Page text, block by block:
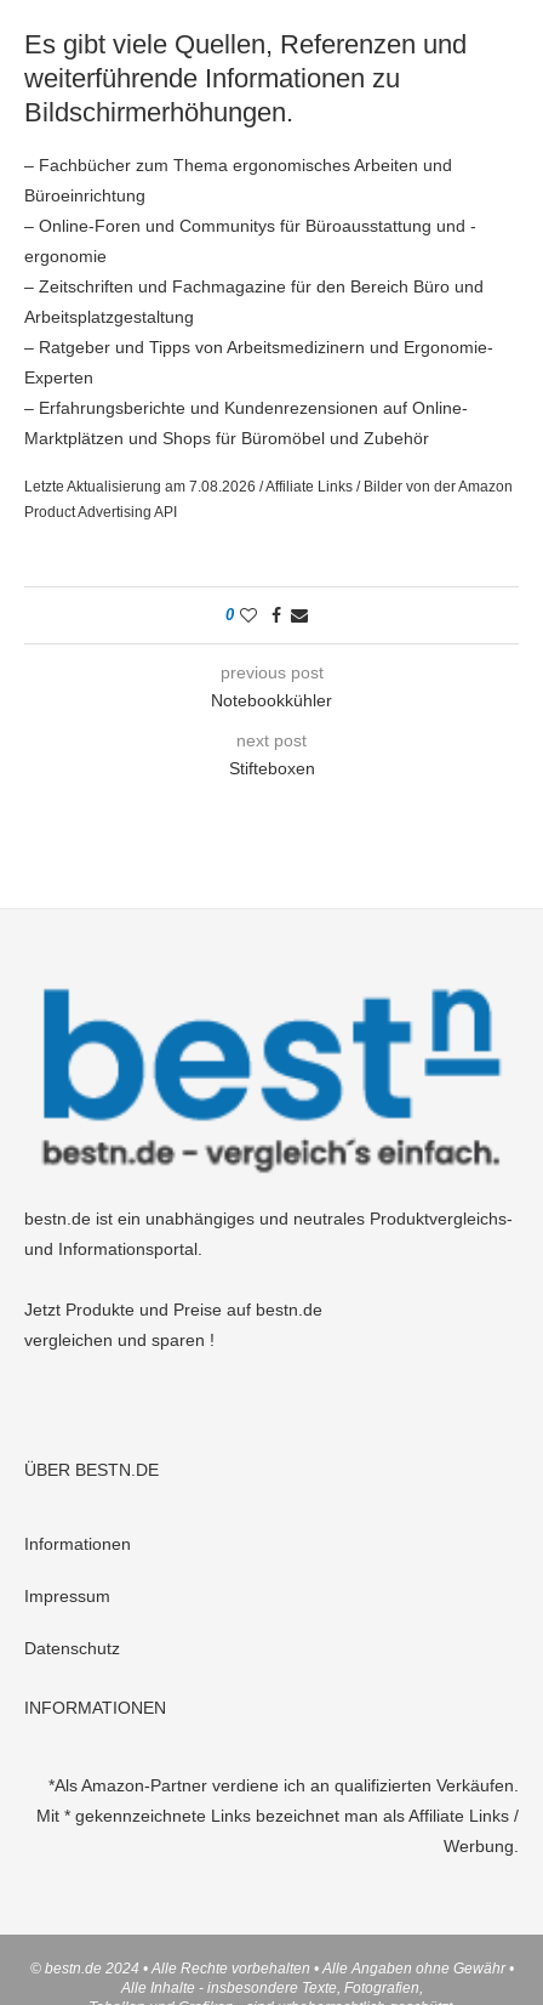
Es gibt viele Quellen, Referenzen und
weiterführende Informationen zu
Bildschirmerhöhungen.
– Fachbücher zum Thema ergonomisches Arbeiten und
Büroeinrichtung
– Online-Foren und Communitys für Büroausstattung und -
ergonomie
– Zeitschriften und Fachmagazine für den Bereich Büro und
Arbeitsplatzgestaltung
– Ratgeber und Tipps von Arbeitsmedizinern und Ergonomie-
Experten
– Erfahrungsberichte und Kundenrezensionen auf Online-
Marktplätzen und Shops für Büromöbel und Zubehör
Letzte Aktualisierung am 7.08.2026 / Affiliate Links / Bilder von der Amazon
Product Advertising API
0
previous post
Notebookkühler
next post
Stifteboxen
bestn.de ist ein unabhängiges und neutrales Produktvergleichs-
und Informationsportal.
Jetzt Produkte und Preise auf bestn.de
vergleichen und sparen !
ÜBER BESTN.DE
Informationen
Impressum
Datenschutz
INFORMATIONEN
*Als Amazon-Partner verdiene ich an qualifizierten Verkäufen.
Mit * gekennzeichnete Links bezeichnet man als Affiliate Links /
Werbung.
© bestn.de 2024 • Alle Rechte vorbehalten • Alle Angaben ohne Gewähr •
Alle Inhalte - insbesondere Texte, Fotografien,